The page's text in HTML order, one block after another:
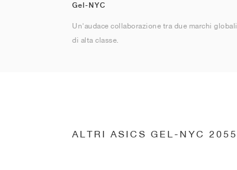
Gel-NYC
Un'audace collaborazione tra due marchi globali
di alta classe.
ALTRI ASICS GEL-NYC 2055